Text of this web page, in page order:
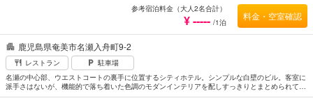
鹿児島県奄美市名瀬入舟町9-2
レストラン
駐車場
名瀬の中心部、ウエストコートの裏手に位置するシティホテル。シンプルな白壁のビル。客室に
派手さはないが、機能的で落ち着いた色調のモダンインテリアを配しすっきりとまとめられてい
る。館内にはレストラン、大浴場、サウナ、マッサージ、コインランドリーなどの付帯施設があ
参考宿泊料金（大人2名合計）
¥ ----- /1泊
料金・空室確認